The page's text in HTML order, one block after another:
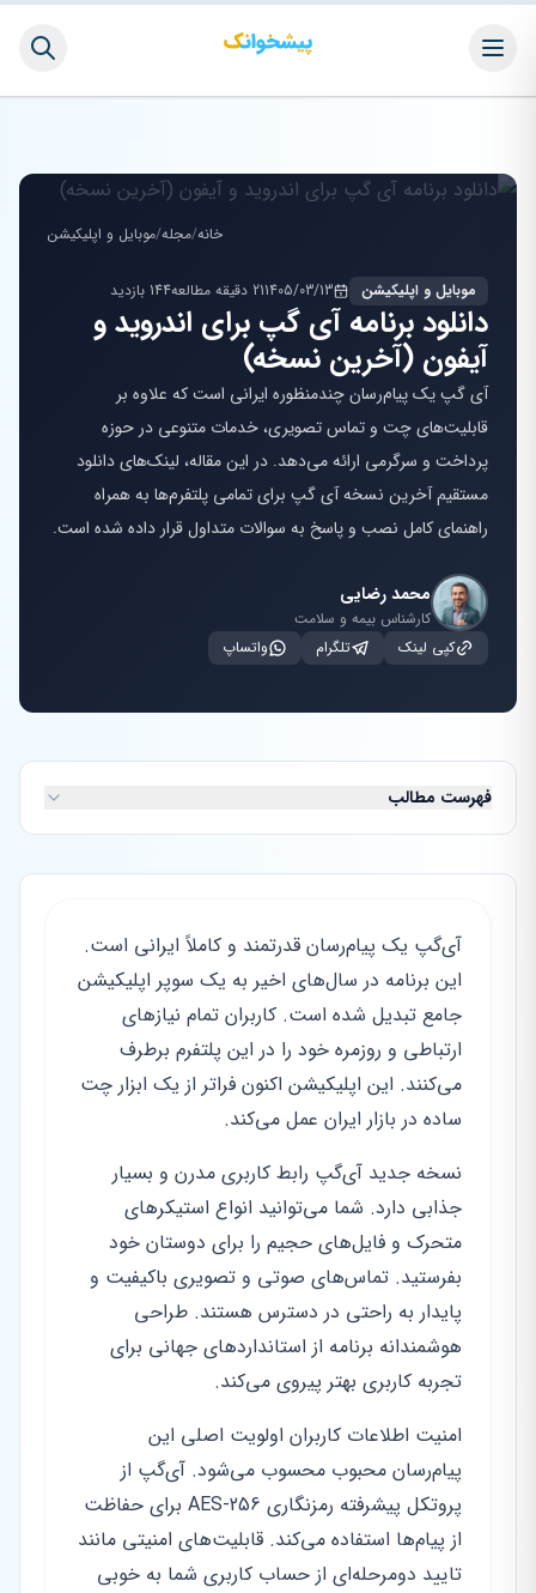
خانه/مجله/موبایل و اپلیکیشن
موبایل و اپلیکیشن 1405/03/1321 دقیقه مطالعه 144 بازدید
دانلود برنامه آی گپ برای اندروید و
آیفون (آخرین نسخه)
آی گپ یک پیام‌رسان چندمنظوره ایرانی است که علاوه بر
قابلیت‌های چت و تماس تصویری، خدمات متنوعی در حوزه
پرداخت و سرگرمی ارائه می‌دهد. در این مقاله، لینک‌های دانلود
مستقیم آخرین نسخه آی گپ برای تمامی پلتفرم‌ها به همراه
راهنمای کامل نصب و پاسخ به سوالات متداول قرار داده شده است.
محمد رضایی
کارشناس بیمه و سلامت
کپی لینک
تلگرام واتساپ
فهرست مطالب
آی‌گپ یک پیام‌رسان قدرتمند و کاملاً ایرانی است.
این برنامه در سال‌های اخیر به یک سوپر اپلیکیشن
جامع تبدیل شده است. کاربران تمام نیازهای
ارتباطی و روزمره خود را در این پلتفرم برطرف
می‌کنند. این اپلیکیشن اکنون فراتر از یک ابزار چت
ساده در بازار ایران عمل می‌کند.
نسخه جدید آی‌گپ رابط کاربری مدرن و بسیار
جذابی دارد. شما می‌توانید انواع استیکرهای
متحرک و فایل‌های حجیم را برای دوستان خود
بفرستید. تماس‌های صوتی و تصویری باکیفیت و
پایدار به راحتی در دسترس هستند. طراحی
هوشمندانه برنامه از استانداردهای جهانی برای
تجربه کاربری بهتر پیروی می‌کند.
امنیت اطلاعات کاربران اولویت اصلی این
پیام‌رسان محبوب محسوب می‌شود. آی‌گپ از
پروتکل پیشرفته رمزنگاری AES-256 برای حفاظت
از پیام‌ها استفاده می‌کند. قابلیت‌های امنیتی مانند
تایید دومرحله‌ای از حساب کاربری شما به خوبی